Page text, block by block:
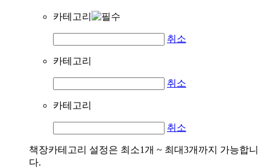
카테고리
취소
카테고리
취소
카테고리
취소
책장카테고리 설정은 최소1개 ~ 최대3개까지 가능합니
다.